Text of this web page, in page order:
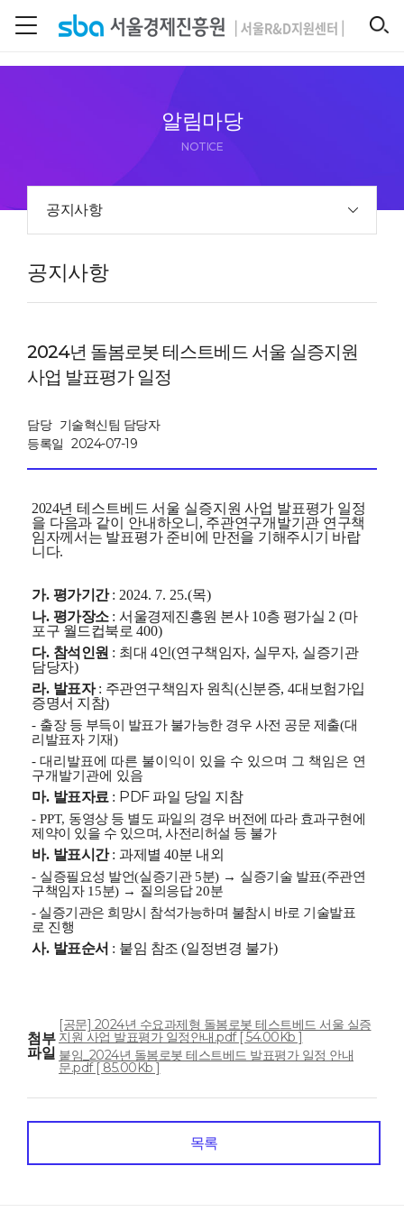
알림마당
NOTICE
공지사항
공지사항
2024년 돌봄로봇 테스트베드 서울 실증지원
사업 발표평가 일정
담당 기술혁신팀 담당자
등록일 2024-07-19
2024년 테스트베드 서울 실증지원 사업 발표평가 일정
을 다음과 같이 안내하오니 , 주관연구개발기관 연구책
임자께서는 발표평가 준비에 만전을 기해주시기 바랍
니다.
가. 평가기간 : 2024. 7. 25.(목)
나. 평가장소 : 서울경제진흥원 본사 10층 평가실 2 (마
포구 월드컵북로 400)
다. 참석인원 : 최대 4인(연구책임자, 실무자, 실증기관
담당자)
라. 발표자 : 주관연구책임자 원칙(신분증, 4대보험가입
증명서 지참)
- 출장 등 부득이 발표가 불가능한 경우 사전 공문 제출(대
리발표자 기재)
- 대리발표에 따른 불이익이 있을 수 있으며 그 책임은 연
구개발기관에 있음
마. 발표자료 : PDF 파일 당일 지참
- PPT, 동영상 등 별도 파일의 경우 버전에 따라 효과구현에
제약이 있을 수 있으며, 사전리허설 등 불가
바. 발표시간 : 과제별 40분 내외
- 실증필요성 발언(실증기관5분) → 실증기술 발표(주관연
구책임자 15분) → 질의응답 20분
- 실증기관은 희망시 참석가능하며 불참시 바로 기술발표
로 진행
사. 발표순서 : 붙임 참조 (일정변경 불가)
첨부
파일
[공문] 2024년 수요과제형 돌봄로봇 테스트베드 서울 실증
지원 사업 발표평가 일정안내.pdf [ 54.00Kb ]
붙임_2024년 돌봄로봇 테스트베드 발표평가 일정 안내
문.pdf [ 85.00Kb ]
목록